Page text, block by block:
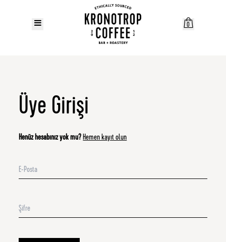
0
Üye Girişi
Henüz hesabınız yok mu? Hemen kayıt olun
E-Posta
Şifre